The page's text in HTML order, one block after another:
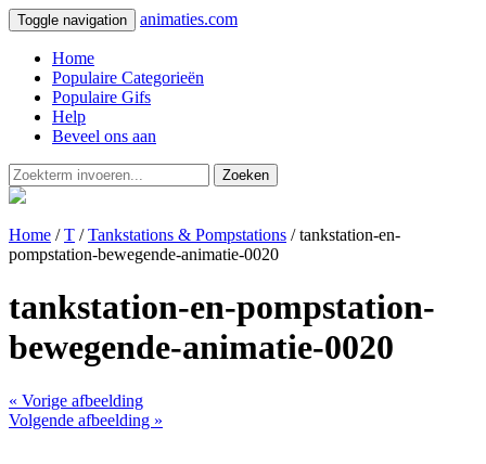
Toggle navigation animaties.com
Home
Populaire Categorieën
Populaire Gifs
Help
Beveel ons aan
Zoeken
Home /T /Tankstations & Pompstations / tankstation-en-
pompstation-bewegende-animatie-0020
tankstation-en-pompstation-
bewegende-animatie-0020
« Vorige afbeelding
Volgende afbeelding »